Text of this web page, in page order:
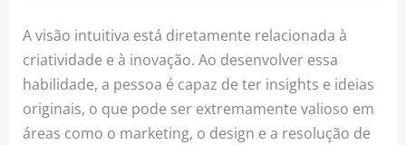
A visão intuitiva está diretamente relacionada à
criatividade e à inovação. Ao desenvolver essa
habilidade, a pessoa é capaz de ter insights e ideias
originais, o que pode ser extremamente valioso em
áreas como o marketing, o design e a resolução de